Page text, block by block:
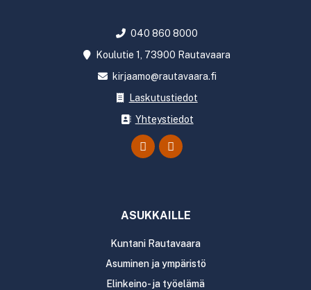
040 860 8000
Koulutie 1, 73900 Rautavaara
kirjaamo@rautavaara.fi
Laskutustiedot
Yhteystiedot
ASUKKAILLE
Kuntani Rautavaara
Asuminen ja ympäristö
Elinkeino- ja työelämä